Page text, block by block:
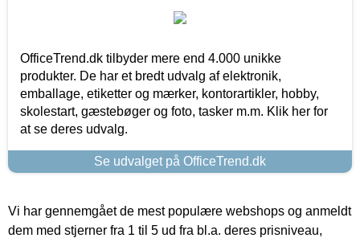
OfficeTrend.dk tilbyder mere end 4.000 unikke
produkter. De har et bredt udvalg af elektronik,
emballage, etiketter og mærker, kontorartikler, hobby,
skolestart, gæstebøger og foto, tasker m.m. Klik her for
at se deres udvalg.
Se udvalget på OfficeTrend.dk
Vi har gennemgået de mest populære webshops og anmeldt
dem med stjerner fra 1 til 5 ud fra bl.a. deres prisniveau,